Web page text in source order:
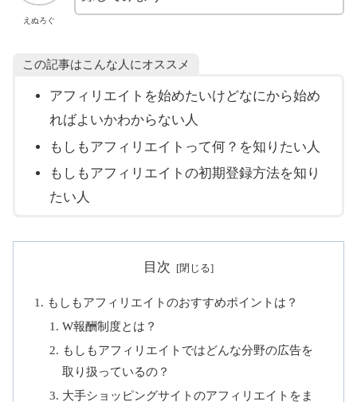
えぬろぐ
この記事はこんな人にオススメ
アフィリエイトを始めたいけどなにから始め
ればよいかわからない人
もしもアフィリエイトって何？を知りたい人
もしもアフィリエイトの初期登録方法を知り
たい人
目次
もしもアフィリエイトのおすすめポイントは？
W報酬制度とは？
もしもアフィリエイトではどんな分野の広告を
取り扱っているの？
大手ショッピングサイトのアフィリエイトをま